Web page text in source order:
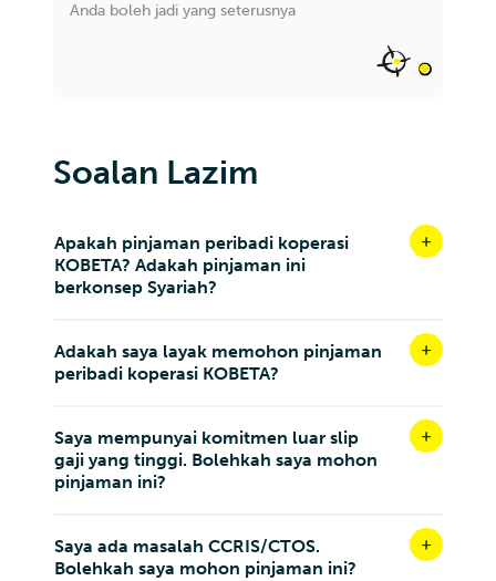
Anda boleh jadi yang seterusnya
Soalan Lazim
Apakah pinjaman peribadi koperasi
KOBETA? Adakah pinjaman ini
berkonsep Syariah?
Adakah saya layak memohon pinjaman
peribadi koperasi KOBETA?
Saya mempunyai komitmen luar slip
gaji yang tinggi. Bolehkah saya mohon
pinjaman ini?
Saya ada masalah CCRIS/CTOS.
Bolehkah saya mohon pinjaman ini?